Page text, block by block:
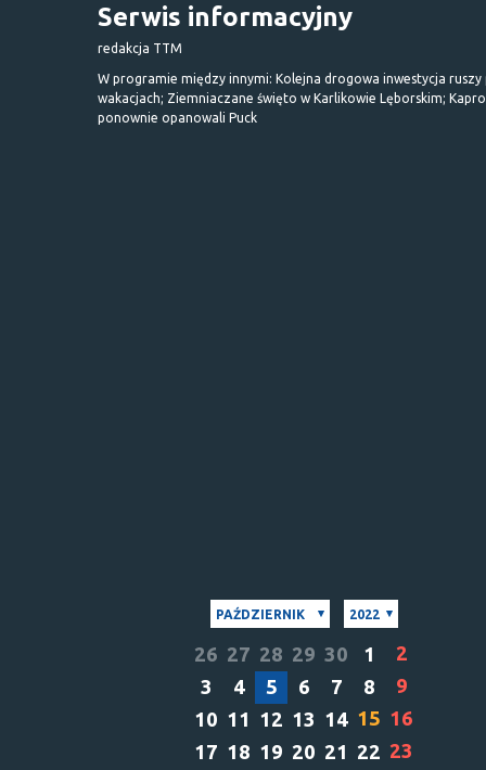
Serwis informacyjny
redakcja TTM
W programie między innymi: Kolejna drogowa inwestycja ruszy
wakacjach; Ziemniaczane święto w Karlikowie Lęborskim;
ponownie opanowali Puck
PAŹDZIERNIK 2022
26 27 28 29 30 1
2
3
4 5 6 7 8
9
10 11 12 13 14 15 16
17 18 19 20 21 22 23